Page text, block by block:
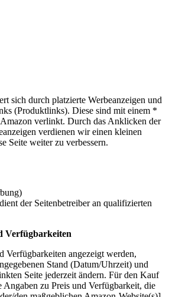
sich durch platzierte Werbeanzeigen und
(Produktlinks). Diese sind mit einem *
verlinkt. Durch das Anklicken der
verdienen wir einen kleinen
Seite weiter zu verbessern.
der Seitenbetreiber an qualifizierten
Verfügbarkeiten
Verfügbarkeiten angezeigt werden,
Stand (Datum/Uhrzeit) und
Seite jederzeit ändern. Für den Kauf
Angaben zu Preis und Verfügbarkeit, die